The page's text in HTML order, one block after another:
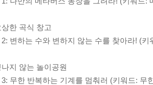
한 곡식 창고
2: 변하는 수와 변하지 않는 수를 찾아라! (
지 않는 놀이공원
3: 무한 반복하는 기계를 멈춰러 (키워드: 무